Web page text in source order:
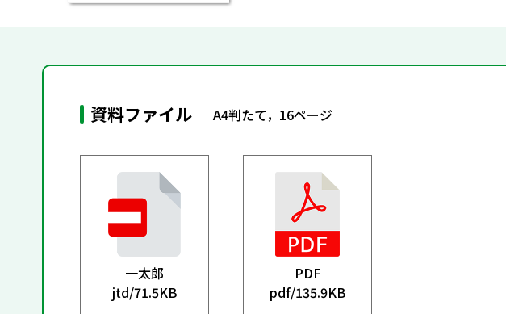
資料ファイル A4判たて，16ページ
一太郎
jtd/71.5KB
PDF
pdf/135.9KB